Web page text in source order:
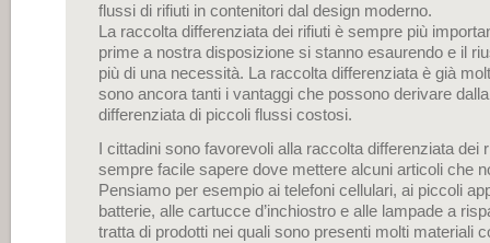
flussi di rifiuti in contenitori dal design moderno.
La raccolta differenziata dei rifiuti è sempre più
prime a nostra disposizione si stanno esaurendo e il
più di una necessità. La raccolta differenziata è già
sono ancora tanti i vantaggi che possono derivare
differenziata di piccoli flussi costosi.
I cittadini sono favorevoli alla raccolta differenziata dei
sempre facile sapere dove mettere alcuni articoli che
Pensiamo per esempio ai telefoni cellulari, ai piccoli
batterie, alle cartucce d’inchiostro e alle lampade a
tratta di prodotti nei quali sono presenti molti materiali